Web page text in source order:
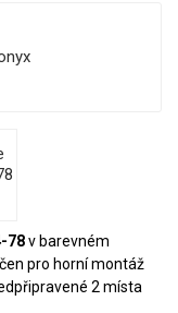
78v barevném
pro horní montáž
2 místa